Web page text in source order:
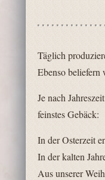
Täglich
Ebenso beliefern
Je nach
feinstes Gebäck:
In der Osterzeit
In der kalten
Aus unserer